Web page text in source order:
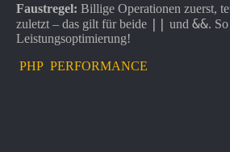
Faustregel: Billige Operationen zuerst,
zuletzt – das gilt für beide || und &&.
Leistungsoptimierung!
PHP PERFORMANCE